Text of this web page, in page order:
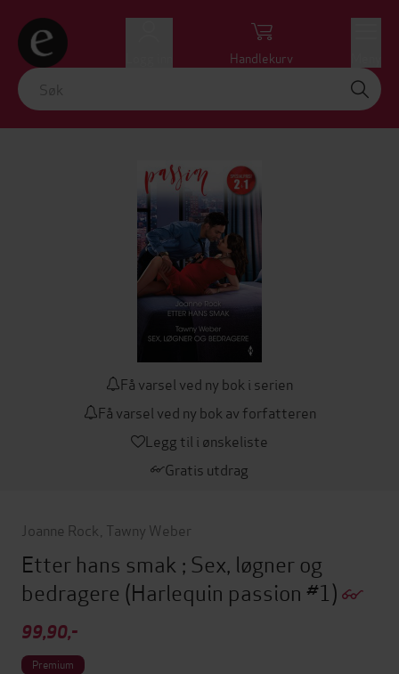
Handlekurv
Få varsel ved ny bok i serien
Få varsel ved ny bok av forfatteren
Legg til i ønskeliste
Gratis utdrag
Joanne Rock Tawny Weber
Etter hans smak ; Sex, løgner og
bedragere (Harlequin passion #1)
99,90,-
Premium